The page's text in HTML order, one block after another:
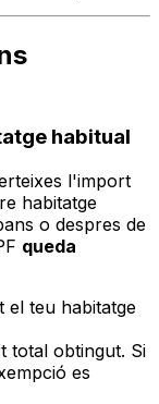
habitual
l'import
habitatge
o despres de
queda
el teu habitatge
total obtingut. Si
es